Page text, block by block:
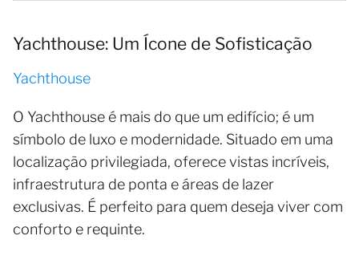
Yachthouse: Um Ícone de Sofisticação
Yachthouse
O Yachthouse é mais do que um edifício; é um
símbolo de luxo e modernidade. Situado em uma
localização privilegiada, oferece vistas incríveis,
infraestrutura de ponta e áreas de lazer
exclusivas. É perfeito para quem deseja viver com
conforto e requinte.